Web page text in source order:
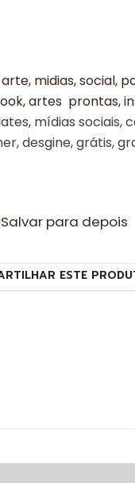
midias, social,
artes prontas,
mídias sociais,
desgine, grátis,
Salvar para depois
ESTE